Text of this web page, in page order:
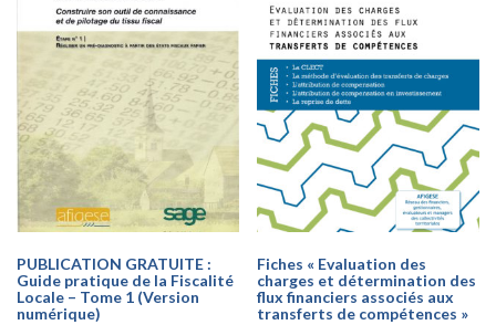
PUBLICATION GRATUITE :
Guide pratique de la Fiscalité
Locale – Tome 1 (Version
numérique)
Fiches « Evaluation des
charges et détermination des
flux financiers associés aux
transferts de compétences »